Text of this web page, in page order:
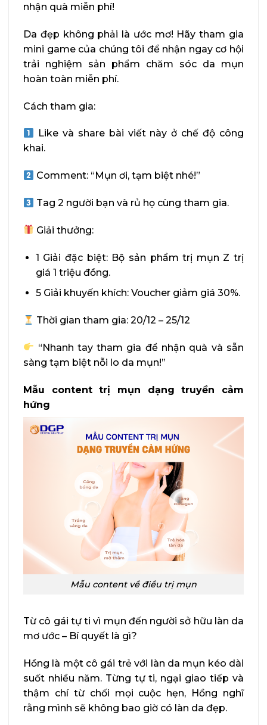
nhận quà miễn phí!
Da đẹp không phải là ước mơ! Hãy tham gia
mini game của chúng tôi để nhận ngay cơ hội
trải nghiệm sản phẩm chăm sóc da mụn
hoàn toàn miễn phí.
Cách tham gia:
Like và share bài viết này ở chế độ công
khai.
Comment: “Mụn ơi, tạm biệt nhé!”
Tag 2 người bạn và rủ họ cùng tham gia.
Giải thưởng:
1 Giải đặc biệt: Bộ sản phẩm trị mụn Z trị
giá 1 triệu đồng.
5 Giải khuyến khích: Voucher giảm giá 30%.
Thời gian tham gia: 20/12 – 25/12
“Nhanh tay tham gia để nhận quà và sẵn
sàng tạm biệt nỗi lo da mụn!”
Mẫu content trị mụn dạng truyền cảm
hứng
Mẫu content về điều trị mụn
Từ cô gái tự ti vì mụn đến người sở hữu làn da
mơ ước – Bí quyết là gì?
Hồng là một cô gái trẻ với làn da mụn kéo dài
suốt nhiều năm. Từng tự ti, ngại giao tiếp và
thậm chí từ chối mọi cuộc hẹn, Hồng nghĩ
rằng mình sẽ không bao giờ có làn da đẹp.